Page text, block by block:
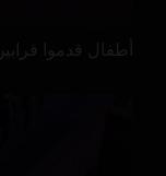
أطفال قدموا قرابين